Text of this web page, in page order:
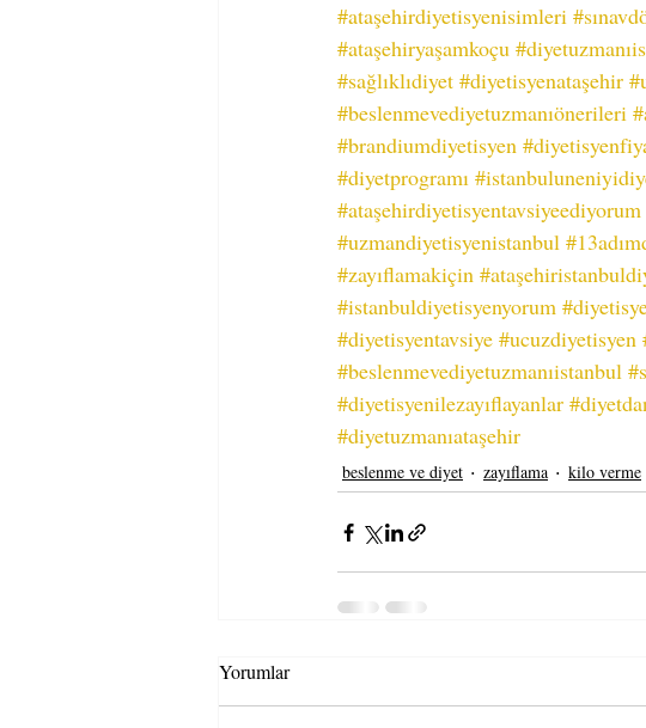
#ataşehirdiyetisyenisimleri
#ataşehiryaşamkoçu
#sağlıklıdiyet #diyetisyenataşehir
#beslenmevediyetuzmanıönerileri
#brandiumdiyetisyen
#diyetprogramı
#ataşehirdiyetisyentavsiyeediyorum
#uzmandiyetisyenistanbul
#zayıflamakiçin
#istanbuldiyetisyenyorum
#diyetisyentavsiye #ucuzdiyetisyen
#beslenmevediyetuzmanıistanbul
#diyetisyenilezayıflayanlar
#diyetuzmanıataşehir
beslenme ve diyet zayıflama kilo verme
Yorumlar